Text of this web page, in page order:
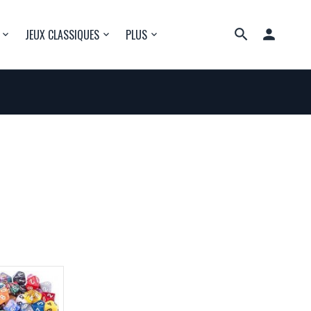

JEUX CLASSIQUES PLUS